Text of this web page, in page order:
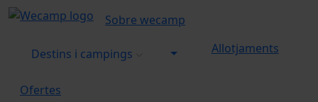
Sobre wecamp
Destins i campings Allotjaments
Ofertes